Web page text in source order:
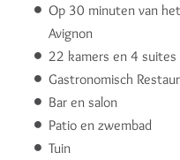
Op 30 minuten van
Avignon
22 kamers en 4 suites
Gastronomisch
Bar en salon
Patio en zwembad
Tuin